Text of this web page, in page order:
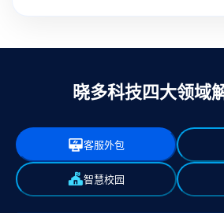
晓多科技四大领域
客服外包
智慧校园